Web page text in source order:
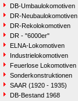
DB-Umbaulokomotiven
DR-Neubaulokomotiven
DR-Rekolokomotiven
DR - "6000er"
ELNA-Lokomotiven
Industrielokomotiven
Feuerlose Lokomotiven
Sonderkonstruktionen
SAAR (1920 - 1935)
DB-Bestand 1968